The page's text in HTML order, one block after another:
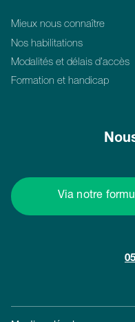
Mieux nous connaître
Nos habilitations
Modalités et délais d’accès
Formation et handicap
Via notre